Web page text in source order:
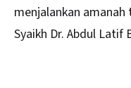
menjalankan
Syaikh Dr. Abdul Latif